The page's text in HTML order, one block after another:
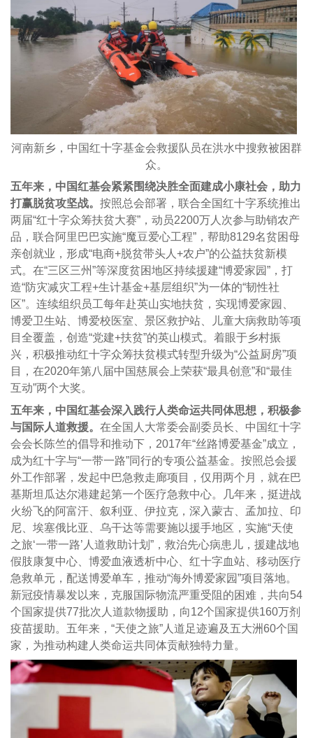
河南新乡，中国红十字基金会救援队员在洪水中搜救被困群
众。
五年来，中国红基会紧紧围绕决胜全面建成小康社会，助力
打赢脱贫攻坚战。 按照总会部署，联合全国红十字系统推出
两届“红十字众筹扶贫大赛”，动员2200万人次参与助销农产
品，联合阿里巴巴实施“魔豆爱心工程”，帮助8129名贫困母
亲创就业，形成“电商+脱贫带头人+农户”的公益扶贫新模
式。在“三区三州”等深度贫困地区持续援建“博爱家园”，打
造“防灾减灾工程+生计基金+基层组织”为一体的“韧性社
区”。连续组织员工每年赴英山实地扶贫，实现博爱家园、
博爱卫生站、博爱校医室、景区救护站、儿童大病救助等项
目全覆盖，创造“党建+扶贫”的英山模式。着眼于乡村振
兴，积极推动红十字众筹扶贫模式转型升级为“公益厨房”项
目，在2020年第八届中国慈展会上荣获“最具创意”和“最佳
互动”两个大奖。
五年来，中国红基会深入践行人类命运共同体思想，积极参
与国际人道救援。 在全国人大常委会副委员长、中国红十字
会会长陈竺的倡导和推动下，2017年“丝路博爱基金”成立，
成为红十字与“一带一路”同行的专项公益基金。按照总会援
外工作部署，发起中巴急救走廊项目，仅用两个月，就在巴
基斯坦瓜达尔港建起第一个医疗急救中心。几年来，挺进战
火纷飞的阿富汗、叙利亚、伊拉克，深入蒙古、孟加拉、印
尼、埃塞俄比亚、乌干达等需要施以援手地区，实施“天使
之旅‘一带一路’人道救助计划”，救治先心病患儿，援建战地
假肢康复中心、博爱血液透析中心、红十字血站、移动医疗
急救单元，配送博爱单车，推动“海外博爱家园”项目落地。
新冠疫情暴发以来，克服国际物流严重受阻的困难，共向54
个国家提供77批次人道款物援助，向12个国家提供160万剂
疫苗援助。五年来，“天使之旅”人道足迹遍及五大洲60个国
家，为推动构建人类命运共同体贡献独特力量。